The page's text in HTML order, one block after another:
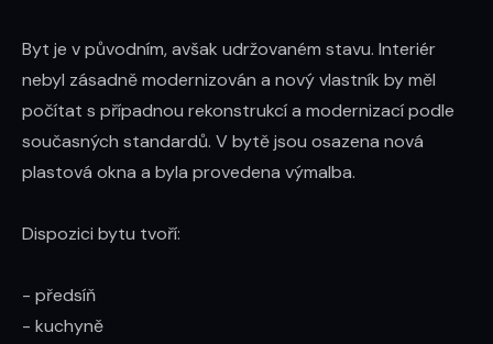
Byt je v původním, avšak udržovaném stavu. Interiér
nebyl zásadně modernizován a nový vlastník by měl
počítat s případnou rekonstrukcí a modernizací podle
současných standardů. V bytě jsou osazena nová
plastová okna a byla provedena výmalba.
Dispozici bytu tvoří:
- předsíň
- kuchyně